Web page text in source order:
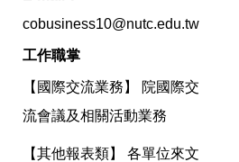
cobusiness10@nutc.edu.tw
工作職掌
【國際交流業務】 院國際交
流會議及相關活動業務
【其他報表類】 各單位來文